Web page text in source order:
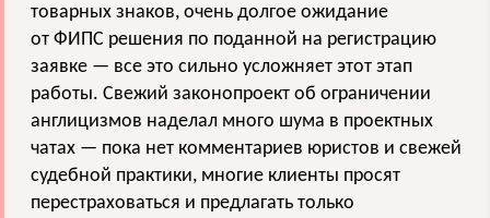
товарных знаков, очень долгое ожидание
от ФИПС решения по поданной на регистрацию
заявке — все это сильно усложняет этот этап
работы. Свежий законопроект об ограничении
англицизмов наделал много шума в проектных
чатах — пока нет комментариев юристов и свежей
судебной практики, многие клиенты просят
перестраховаться и предлагать только